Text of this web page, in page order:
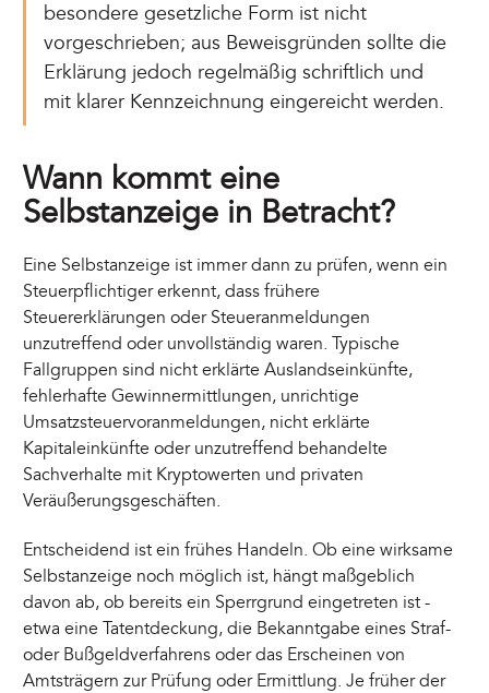
besondere gesetzliche Form ist nicht
vorgeschrieben; aus Beweisgründen sollte die
Erklärung jedoch regelmäßig schriftlich und
mit klarer Kennzeichnung eingereicht werden.
Wann kommt eine
Selbstanzeige in Betracht?
Eine Selbstanzeige ist immer dann zu prüfen, wenn ein
Steuerpflichtiger erkennt, dass frühere
Steuererklärungen oder Steueranmeldungen
unzutreffend oder unvollständig waren. Typische
Fallgruppen sind nicht erklärte Auslandseinkünfte,
fehlerhafte Gewinnermittlungen, unrichtige
Umsatzsteuervoranmeldungen, nicht erklärte
Kapitaleinkünfte oder unzutreffend behandelte
Sachverhalte mit Kryptowerten und privaten
Veräußerungsgeschäften.
Entscheidend ist ein frühes Handeln. Ob eine wirksame
Selbstanzeige noch möglich ist, hängt maßgeblich
davon ab, ob bereits ein Sperrgrund eingetreten ist -
etwa eine Tatentdeckung, die Bekanntgabe eines Straf-
oder Bußgeldverfahrens oder das Erscheinen von
Amtsträgern zur Prüfung oder Ermittlung. Je früher der